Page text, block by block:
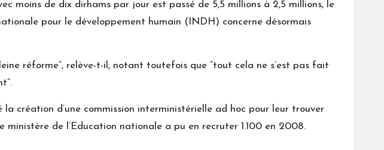
moins de dix dirhams par jour est passé de 5,5 millions à 2,5 millions, le
pour le développement humain (INDH) concerne désormais
réforme”, relève-t-il, notant toutefois que “tout cela ne s’est pas fait
création d’une commission interministérielle ad hoc pour leur trouver
de l’Education nationale a pu en recruter 1.100 en 2008.